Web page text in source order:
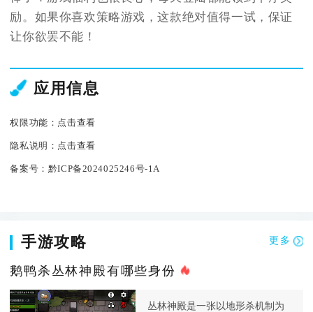
励。如果你喜欢策略游戏，这款绝对值得一试，保证
让你欲罢不能！
应用信息
权限功能： 点击查看
隐私说明： 点击查看
备案号： 黔ICP备2024025246号-1A
手游攻略 更多
鹅鸭杀丛林神殿有哪些身份
丛林神殿是一张以地形杀机制为